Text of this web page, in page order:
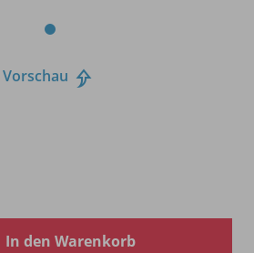
Vorschau
In den Warenkorb